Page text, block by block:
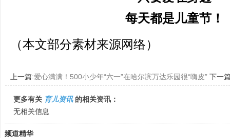
每天都是儿童节！
（本文部分素材来源网络）
上一篇:爱心满满！500小少年“六一”在哈尔滨万达乐园很“嗨皮” 下一
更多有关 育儿资讯 的相关资讯：
无相关信息
频道精华